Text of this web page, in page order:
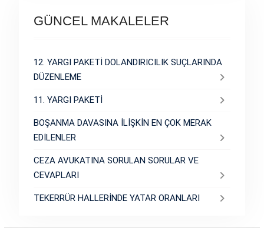
GÜNCEL MAKALELER
12. YARGI PAKETİ DOLANDIRICILIK SUÇLARINDA
DÜZENLEME
11. YARGI PAKETİ
BOŞANMA DAVASINA İLİŞKİN EN ÇOK MERAK
EDİLENLER
CEZA AVUKATINA SORULAN SORULAR VE
CEVAPLARI
TEKERRÜR HALLERİNDE YATAR ORANLARI